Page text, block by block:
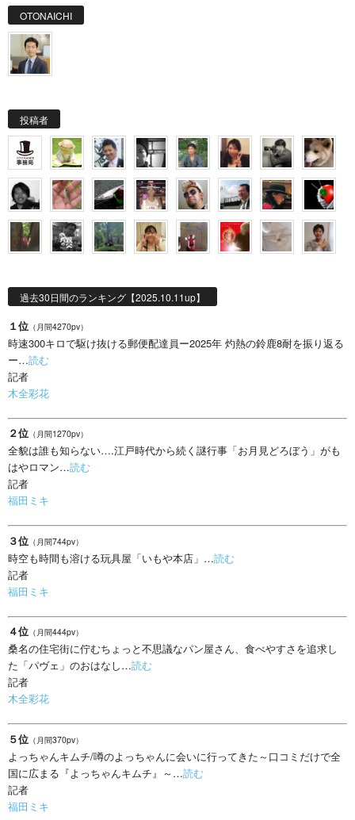
OTONAICHI
投稿者
過去30日間のランキング【2025.10.11up】
１位 （月間4270pv）
時速300キロで駆け抜ける郵便配達員ー2025年 灼熱の鈴鹿8耐を振り返る
ー…読む
記者
木全彩花
２位 （月間1270pv）
全貌は誰も知らない….江戸時代から続く謎行事「お月見どろぼう」がも
はやロマン…読む
記者
福田ミキ
３位 （月間744pv）
時空も時間も溶ける玩具屋「いもや本店」…読む
記者
福田ミキ
４位 （月間444pv）
桑名の住宅街に佇むちょっと不思議なパン屋さん、食べやすさを追求し
た「パヴェ」のおはなし…読む
記者
木全彩花
５位 （月間370pv）
よっちゃんキムチ/噂のよっちゃんに会いに行ってきた～口コミだけで全
国に広まる『よっちゃんキムチ』～…読む
記者
福田ミキ